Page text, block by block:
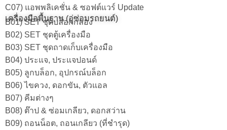
C07) แอพพลิเคชั่น & ซอฟต์แวร์ Update
เครื่องมือพื้นฐาน (อู่ซ่อมรถยนต์)
B01) SET ชุดบล็อกกล่อง
B02) SET ชุดตู้เครื่องมือ
B03) SET ชุดถาดเก็บเครื่องมือ
B04) ประแจ, ประแจปอนด์
B05) ลูกบล็อก, อุปกรณ์บล็อก
B06) ไขควง, ดอกขัน, ตัวแอล
B07) คีมต่างๆ
B08) ต๊าป & ซ่อมเกลียว, ดอกสว่าน
B09) ถอนน็อต, ถอนเกลียว (ที่ชำรุด)